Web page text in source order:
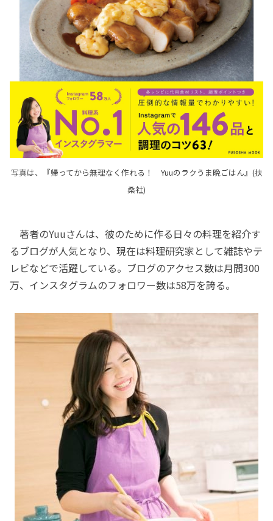
写真は、『帰ってから無理なく作れる！ Yuuのラクうま晩ごはん』(扶
桑社)
著者のYuuさんは、彼のために作る日々の料理を紹介す
るブログが人気となり、現在は料理研究家として雑誌やテ
レビなどで活躍している。ブログのアクセス数は月間300
万、インスタグラムのフォロワー数は58万を誇る。